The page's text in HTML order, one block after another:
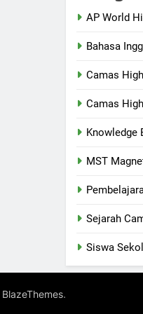
AP World
Bahasa
Camas
Camas
Knowledge
MST
Sejarah
Siswa
BlazeThemes.